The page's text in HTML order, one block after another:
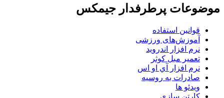
موضوعات پرطرفدار جیمکس
قوانین استفاده
آموزش‌های ورزشی
نرم افزار اندروید
تعمیر مبل کوثر
نرم افزار آي او اس
صادرات به روسیه
ویدئو ها
کارتن سازی